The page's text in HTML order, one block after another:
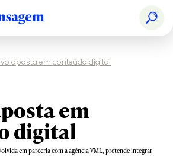
aposta em conteúdo digital
em
digital
em parceria com a agência VML, pretende integrar